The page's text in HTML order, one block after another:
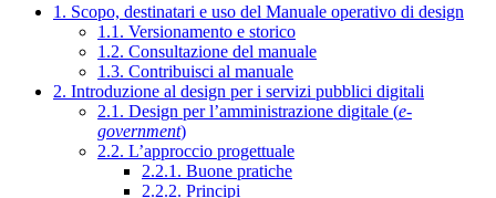
1. Scopo, destinatari e uso del Manuale operativo di design
1.1. Versionamento e storico
1.2. Consultazione del manuale
1.3. Contribuisci al manuale
2. Introduzione al design per i servizi pubblici digitali
2.1. Design per l’amministrazione digitale (e-
government)
2.2. L’approccio progettuale
2.2.1. Buone pratiche
2.2.2. Principi